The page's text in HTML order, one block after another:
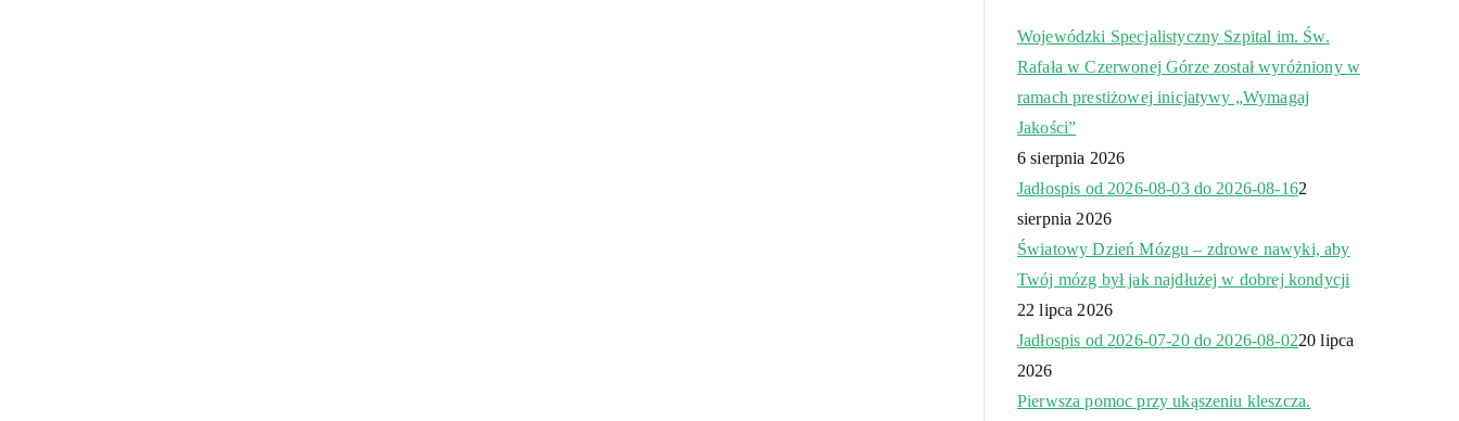
Wojewódzki Specjalistyczny Szpital im. Św.
Rafała w Czerwonej Górze został wyróżniony w
ramach prestiżowej inicjatywy „Wymagaj
Jakości”
6 sierpnia 2026
Jadłospis od 2026-08-03 do 2026-08-162
sierpnia 2026
Światowy Dzień Mózgu – zdrowe nawyki, aby
Twój mózg był jak najdłużej w dobrej kondycji
22 lipca 2026
Jadłospis od 2026-07-20 do 2026-08-0220 lipca
2026
Pierwsza pomoc przy ukąszeniu kleszcza.